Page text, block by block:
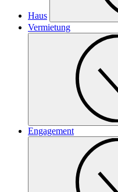
Haus
Vermietung
Engagement